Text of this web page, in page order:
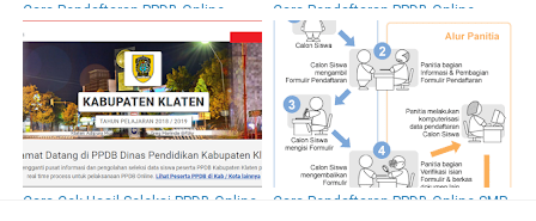
Cara Pendaftaran PPDB Online
Kabupaten SItubondo 2018 / 2019
Cara Pendaftaran PPDB Online
Kabupaten Serang 2019/ 2020
Cara Cek Hasil Seleksi PPDB Online
Cara Pendaftaran PPDB Online SMP